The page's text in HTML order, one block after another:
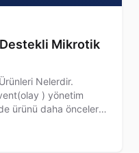
Destekli Mikrotik
Nelerdir.
) yönetim
ürünü daha önceleri